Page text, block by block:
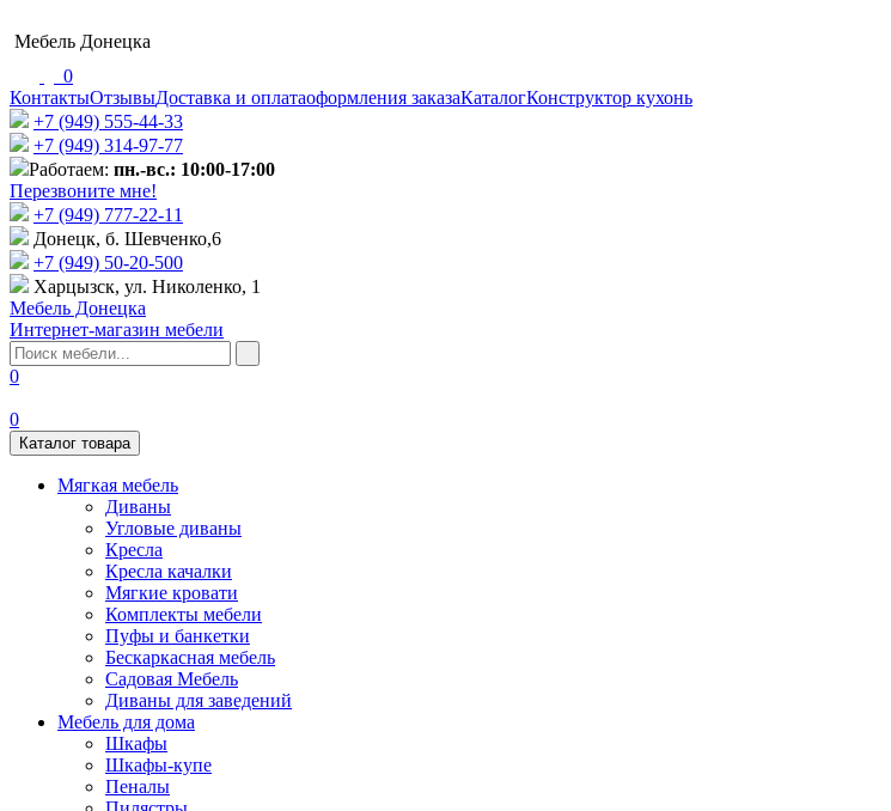
Мебель Донецка
0
КонтактыОтзывыДоставка и оплатаоформления заказаКаталогКонструктор кухонь
+7 (949) 555-44-33
+7 (949) 314-97-77
Работаем: пн.-вс.: 10:00-17:00
Перезвоните мне!
+7 (‎949) 777-22-11
Донецк, б. Шевченко,6
+7 (949) 50-20-500
Харцызск, ул. Николенко, 1
Мебель Донецка
Интернет-магазин мебели
0
0
Каталог товара
Мягкая мебель
Диваны
Угловые диваны
Кресла
Кресла качалки
Мягкие кровати
Комплекты мебели
Пуфы и банкетки
Бескаркасная мебель
Садовая Мебель
Диваны для заведений
Мебель для дома
Шкафы
Шкафы-купе
Пеналы